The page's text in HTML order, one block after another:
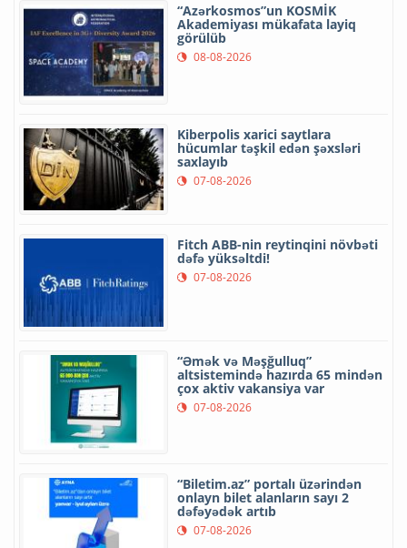
“Azərkosmos”un KOSMİK
Akademiyası mükafata layiq
görülüb
08-08-2026
Kiberpolis xarici saytlara
hücumlar təşkil edən şəxsləri
saxlayıb
07-08-2026
Fitch ABB-nin reytinqini növbəti
dəfə yüksəltdi!
07-08-2026
“Əmək və Məşğulluq”
altsistemində hazırda 65 mindən
çox aktiv vakansiya var
07-08-2026
“Biletim.az” portalı üzərindən
onlayn bilet alanların sayı 2
dəfəyədək artıb
07-08-2026